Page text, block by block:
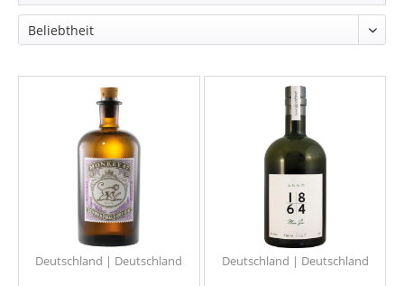
Deutschland | Deutschland Deutschland | Deutschland